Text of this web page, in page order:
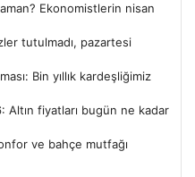
Ekonomistlerin nisan
tutulmadı, pazartesi
Bin yıllık kardeşliğimiz
Altın fiyatları bugün ne kadar
ve bahçe mutfağı